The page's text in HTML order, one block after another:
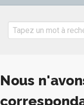
Nous